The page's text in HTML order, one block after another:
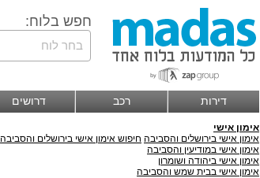
חפש בלוח:
בחר לוח
דירות רכב דרושים
אימון אישי
אימון אישי בירושלים והסביבה חיפוש אימון אישי בירושלים והסביבה
אימון אישי במודיעין והסביבה
אימון אישי ביהודה ושומרון
אימון אישי בבית שמש והסביבה